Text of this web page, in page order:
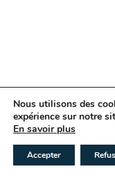
Nous utilisons des
expérience sur notre
En savoir plus
Accepter